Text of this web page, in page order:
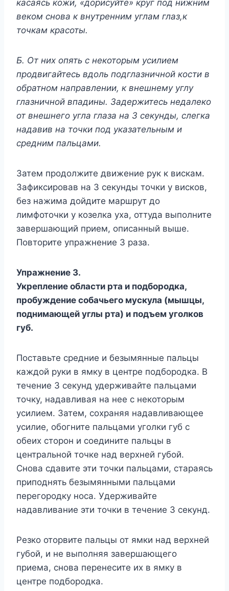
касаясь кожи, «дорисуйте» круг под нижним
веком снова к внутренним углам глаз,к
точкам красоты.
Б. От них опять с некоторым усилием
продвигайтесь вдоль подглазничной кости в
обратном направлении, к внешнему углу
глазничной впадины. Задержитесь недалеко
от внешнего угла глаза на 3 секунды, слегка
надавив на точки под указательным и
средним пальцами.
Затем продолжите движение рук к вискам.
Зафиксировав на 3 секунды точки у висков,
без нажима дойдите маршрут до
лимфоточки у козелка уха, оттуда выполните
завершающий прием, описанный выше.
Повторите упражнение 3 раза.
Упражнение 3.
Укрепление области рта и подбородка,
пробуждение собачьего мускула (мышцы,
поднимающей углы рта) и подъем уголков
губ.
Поставьте средние и безымянные пальцы
каждой руки в ямку в центре подбородка. В
течение 3 секунд удерживайте пальцами
точку, надавливая на нее с некоторым
усилием. Затем, сохраняя надавливающее
усилие, обогните пальцами уголки губ с
обеих сторон и соедините пальцы в
центральной точке над верхней губой.
Снова сдавите эти точки пальцами, стараясь
приподнять безымянными пальцами
перегородку носа. Удерживайте
надавливание эти точки в течение 3 секунд.
Резко оторвите пальцы от ямки над верхней
губой, и не выполняя завершающего
приема, снова перенесите их в ямку в
центре подбородка.